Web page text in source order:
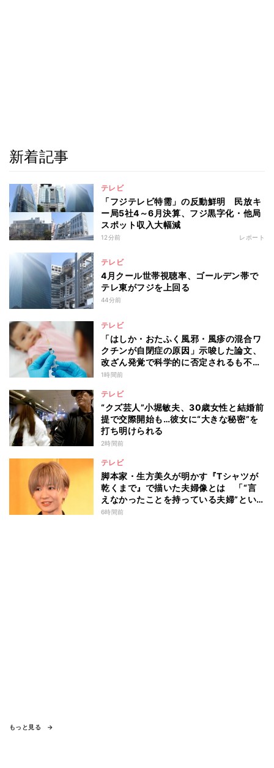
新着記事
テレビ
「フジテレビ特需」の反動鮮明 民放キ
ー局5社4～6月決算、フジ黒字化・他局
スポット収入大幅減
12分前 レポート
テレビ
4月クール世帯視聴率、ゴールデン帯で
テレ東がフジを上回る
44分前
テレビ
「はしか・おたふく風邪・風疹の混合ワ
クチンが自閉症の原因」示唆した論文、
改ざん発覚で科学的に否定されるも不安
消えず…科学者たちの反証はなぜ届かな
1時間前
テレビ
“クズ芸人”小堀敏夫、30歳女性と結婚前
提で交際開始も…彼女に“大きな秘密”を
打ち明けられる
2時間前
テレビ
脚本家・生方美久が明かす『Tシャツが
乾くまで』で描いた夫婦像とは 「“言
えなかったことを持っている夫婦”とい
うのは面白いかも」
6時間前
もっと見る